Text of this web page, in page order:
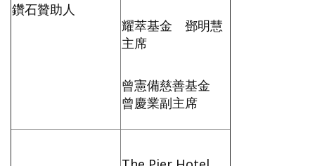
鑽石贊助人
耀萃基金 鄧明慧
主席
曾憲備慈善基金
曾慶業副主席